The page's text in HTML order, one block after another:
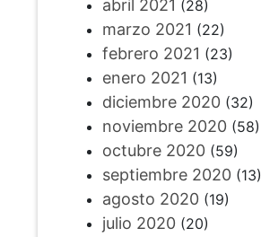
abril 2021 (28)
marzo 2021 (22)
febrero 2021 (23)
enero 2021 (13)
diciembre 2020(32)
noviembre 2020(58)
octubre 2020(59)
septiembre 2020(13)
agosto 2020(19)
julio 2020(20)